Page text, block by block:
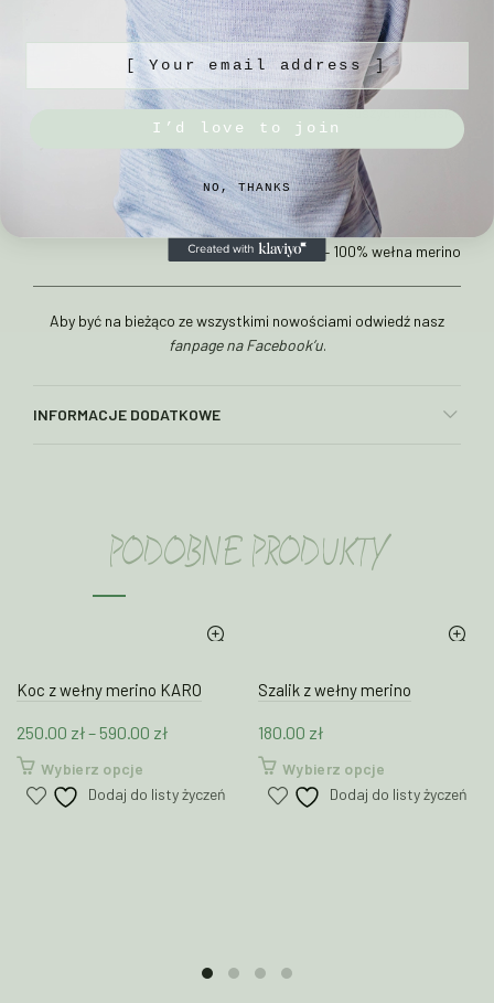
– prać ręcznie w max 30°C w płynie do wełny
– unikać gwałtownych zmian temperatur
– suszyć na płasko
– nie używać płynu do płukania
– 100% wełna merino
Aby być na bieżąco ze wszystkimi nowościami odwiedź nasz
fanpage na Facebook’u.
INFORMACJE DODATKOWE
PODOBNE PRODUKTY
Koc z wełny merino KARO
250.00 zł– 590.00 złZakres
od
Wybierz opcjeTen
produkt
Dodaj do listy życzeń
Szalik z wełny merino
180.00 zł
Wybierz opcjeTen
produkt
Dodaj do listy życzeń
[ Your email address ]
I’d love to join
NO, THANKS